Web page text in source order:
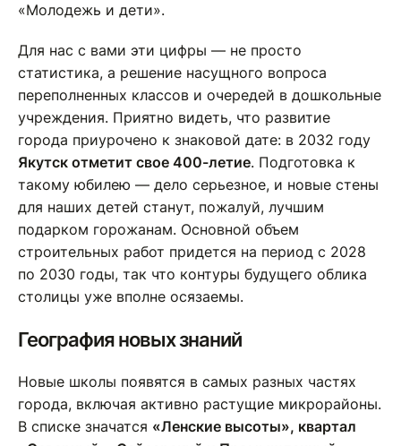
«Молодежь и дети».
Для нас с вами эти цифры — не просто
статистика, а решение насущного вопроса
переполненных классов и очередей в дошкольные
учреждения. Приятно видеть, что развитие
города приурочено к знаковой дате: в 2032 году
Якутск отметит свое 400-летие. Подготовка к
такому юбилею — дело серьезное, и новые стены
для наших детей станут, пожалуй, лучшим
подарком горожанам. Основной объем
строительных работ придется на период с 2028
по 2030 годы, так что контуры будущего облика
столицы уже вполне осязаемы.
География новых знаний
Новые школы появятся в самых разных частях
города, включая активно растущие микрорайоны.
В списке значатся «Ленские высоты», квартал